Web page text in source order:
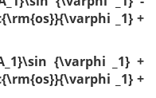
_1} +
{\varphi _1} +
_1} +